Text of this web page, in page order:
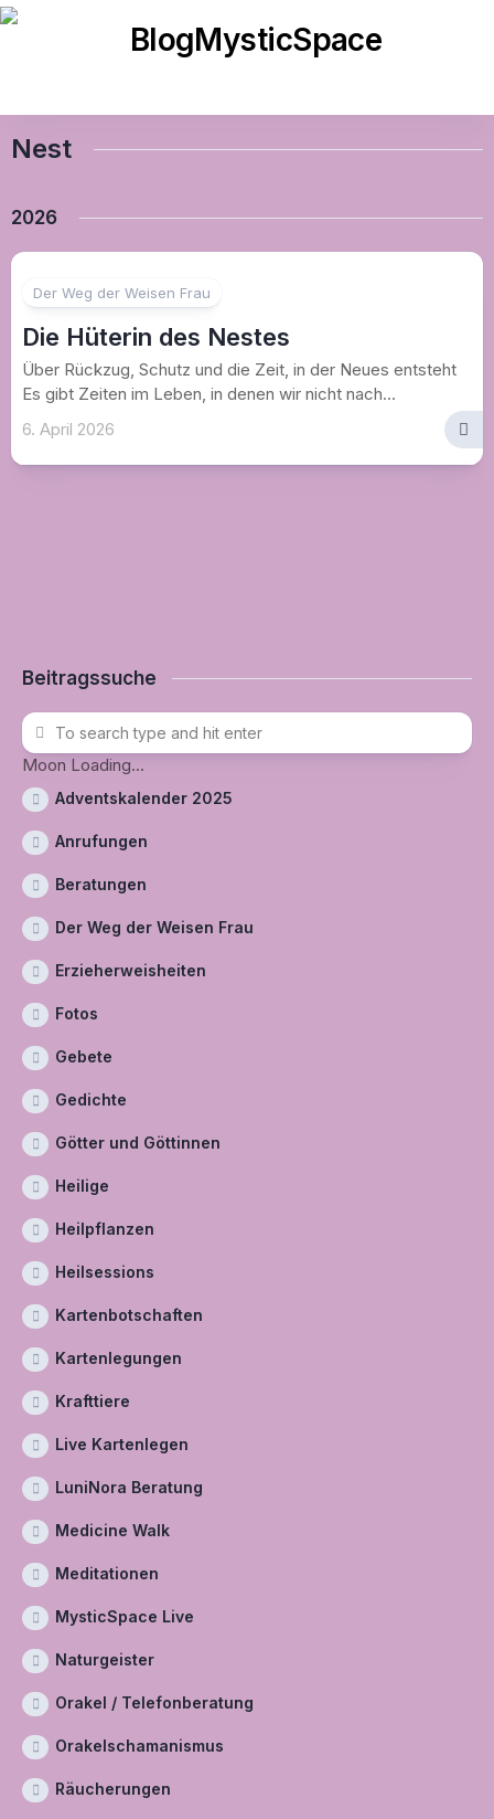
Skip
Nest
2026
Der Weg der Weisen Frau
Die Hüterin des Nestes
Über Rückzug, Schutz und die Zeit, in der Neues entsteht
Es gibt Zeiten im Leben, in denen wir nicht nach...
6. April 2026
Beitragssuche
Moon Loading...
Adventskalender 2025
Anrufungen
Beratungen
Der Weg der Weisen Frau
Erzieherweisheiten
Fotos
Gebete
Gedichte
Götter und Göttinnen
Heilige
Heilpflanzen
Heilsessions
Kartenbotschaften
Kartenlegungen
Krafttiere
Live Kartenlegen
LuniNora Beratung
Medicine Walk
Meditationen
MysticSpace Live
Naturgeister
Orakel / Telefonberatung
Orakelschamanismus
Räucherungen